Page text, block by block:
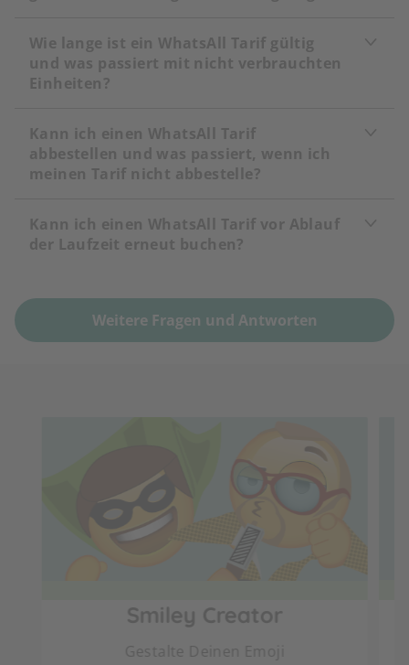
Wie lange ist ein WhatsAll Tarif gültig
und was passiert mit nicht verbrauchten
Einheiten?
Kann ich einen WhatsAll Tarif
abbestellen und was passiert, wenn ich
meinen Tarif nicht abbestelle?
Kann ich einen WhatsAll Tarif vor Ablauf
der Laufzeit erneut buchen?
Weitere Fragen und Antworten
Smiley Creator
Gestalte Deinen Emoji